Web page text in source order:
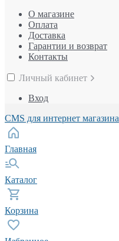
О магазине
Оплата
Доставка
Гарантии и возврат
Контакты
Личный кабинет
Вход
CMS для интернет магазина
Главная
Каталог
Корзина